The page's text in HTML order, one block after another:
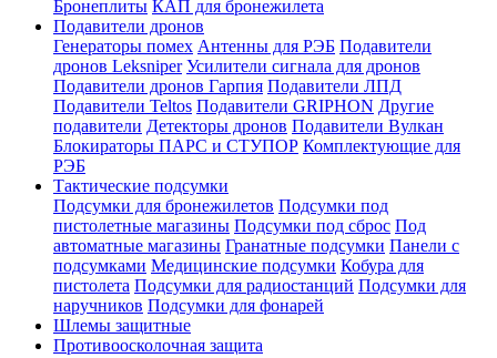
Бронеплиты КАП для бронежилета
Подавители дронов
Генераторы помех Антенны для РЭБ Подавители
дронов Leksniper Усилители сигнала для дронов
Подавители дронов Гарпия Подавители ЛПД
Подавители Teltos Подавители GRIPHON Другие
подавители Детекторы дронов Подавители Вулкан
Блокираторы ПАРС и СТУПОР Комплектующие для
РЭБ
Тактические подсумки
Подсумки для бронежилетов Подсумки под
пистолетные магазины Подсумки под сброс Под
автоматные магазины Гранатные подсумки Панели с
подсумками Медицинские подсумки Кобура для
пистолета Подсумки для радиостанций Подсумки для
наручников Подсумки для фонарей
Шлемы защитные
Противоосколочная защита